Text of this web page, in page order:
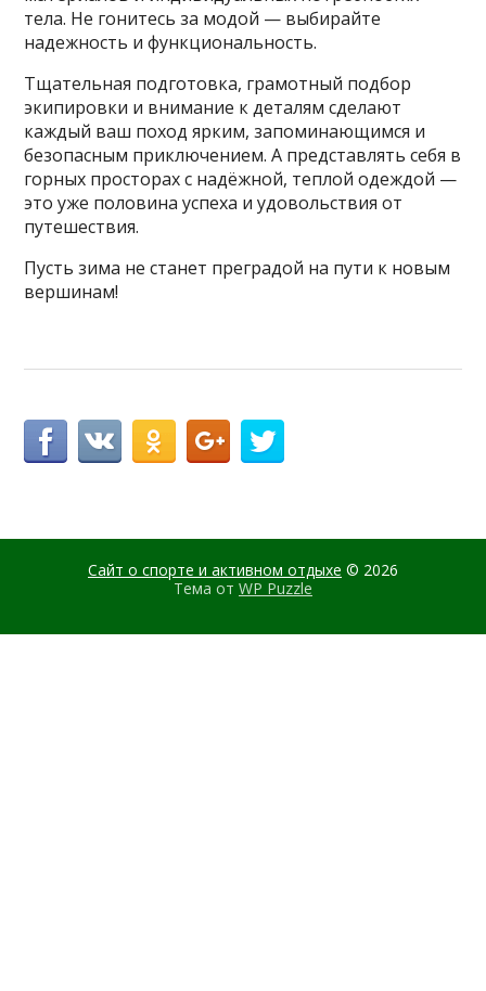
тела. Не гонитесь за модой — выбирайте
надежность и функциональность.
Тщательная подготовка, грамотный подбор
экипировки и внимание к деталям сделают
каждый ваш поход ярким, запоминающимся и
безопасным приключением. А представлять себя в
горных просторах с надёжной, теплой одеждой —
это уже половина успеха и удовольствия от
путешествия.
Пусть зима не станет преградой на пути к новым
вершинам!
Сайт о спорте и активном отдыхе © 2026
Тема от WP Puzzle